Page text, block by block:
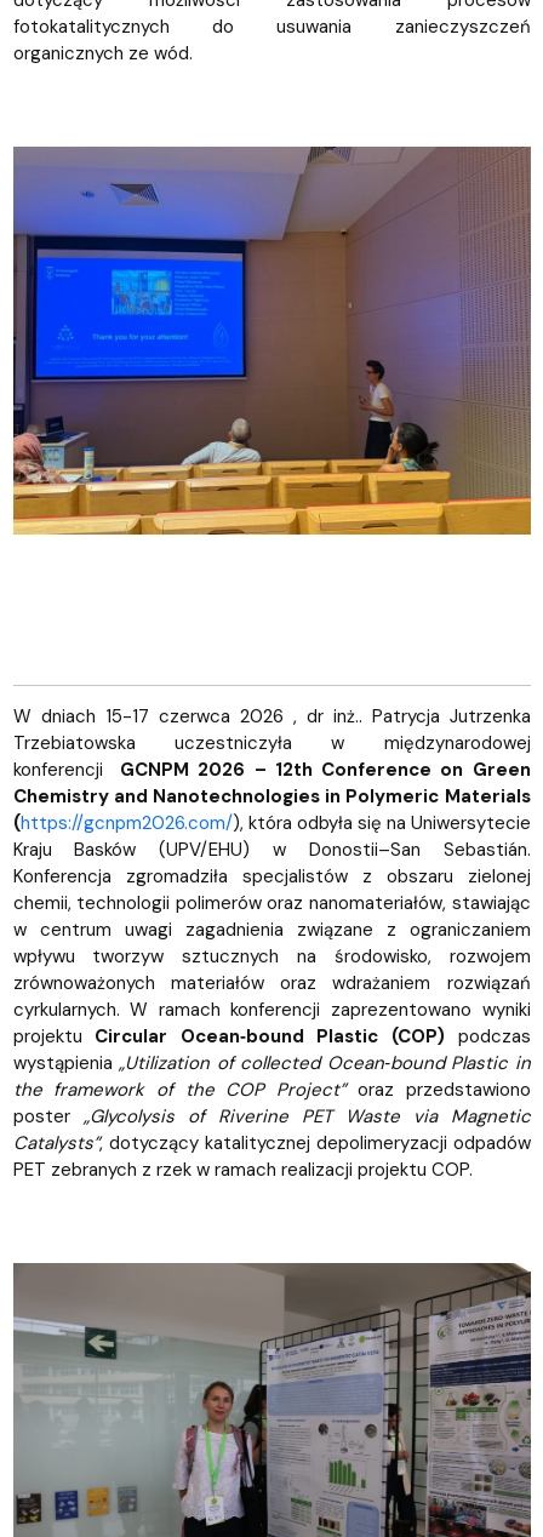
fotokatalitycznych do usuwania zanieczyszczeń
organicznych ze wód.
W dniach 15-17 czerwca 2026 , dr inż.. Patrycja Jutrzenka
Trzebiatowska uczestniczyła w międzynarodowej
konferencji GCNPM 2026 – 12th Conference on Green
Chemistry and Nanotechnologies in Polymeric Materials
(https://gcnpm2026.com/), która odbyła się na Uniwersytecie
Kraju Basków (UPV/EHU) w Donostii–San Sebastián.
Konferencja zgromadziła specjalistów z obszaru zielonej
chemii, technologii polimerów oraz nanomateriałów, stawiając
w centrum uwagi zagadnienia związane z ograniczaniem
wpływu tworzyw sztucznych na środowisko, rozwojem
zrównoważonych materiałów oraz wdrażaniem rozwiązań
cyrkularnych. W ramach konferencji zaprezentowano wyniki
projektu Circular Ocean‑bound Plastic (COP) podczas
wystąpienia „Utilization of collected Ocean‑bound Plastic in
the framework of the COP Project”oraz przedstawiono
poster „Glycolysis of Riverine PET Waste via Magnetic
Catalysts”, dotyczący katalitycznej depolimeryzacji odpadów
PET zebranych z rzek w ramach realizacji projektu COP.